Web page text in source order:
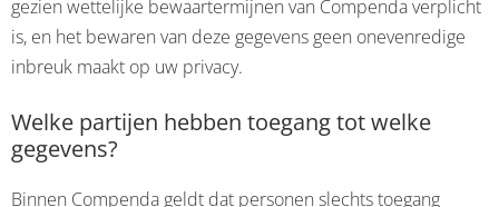
gezien wettelijke bewaartermijnen van Compenda verplicht
is, en het bewaren van deze gegevens geen onevenredige
inbreuk maakt op uw privacy.
Welke partijen hebben toegang tot welke
gegevens?
Binnen Compenda geldt dat personen slechts toegang